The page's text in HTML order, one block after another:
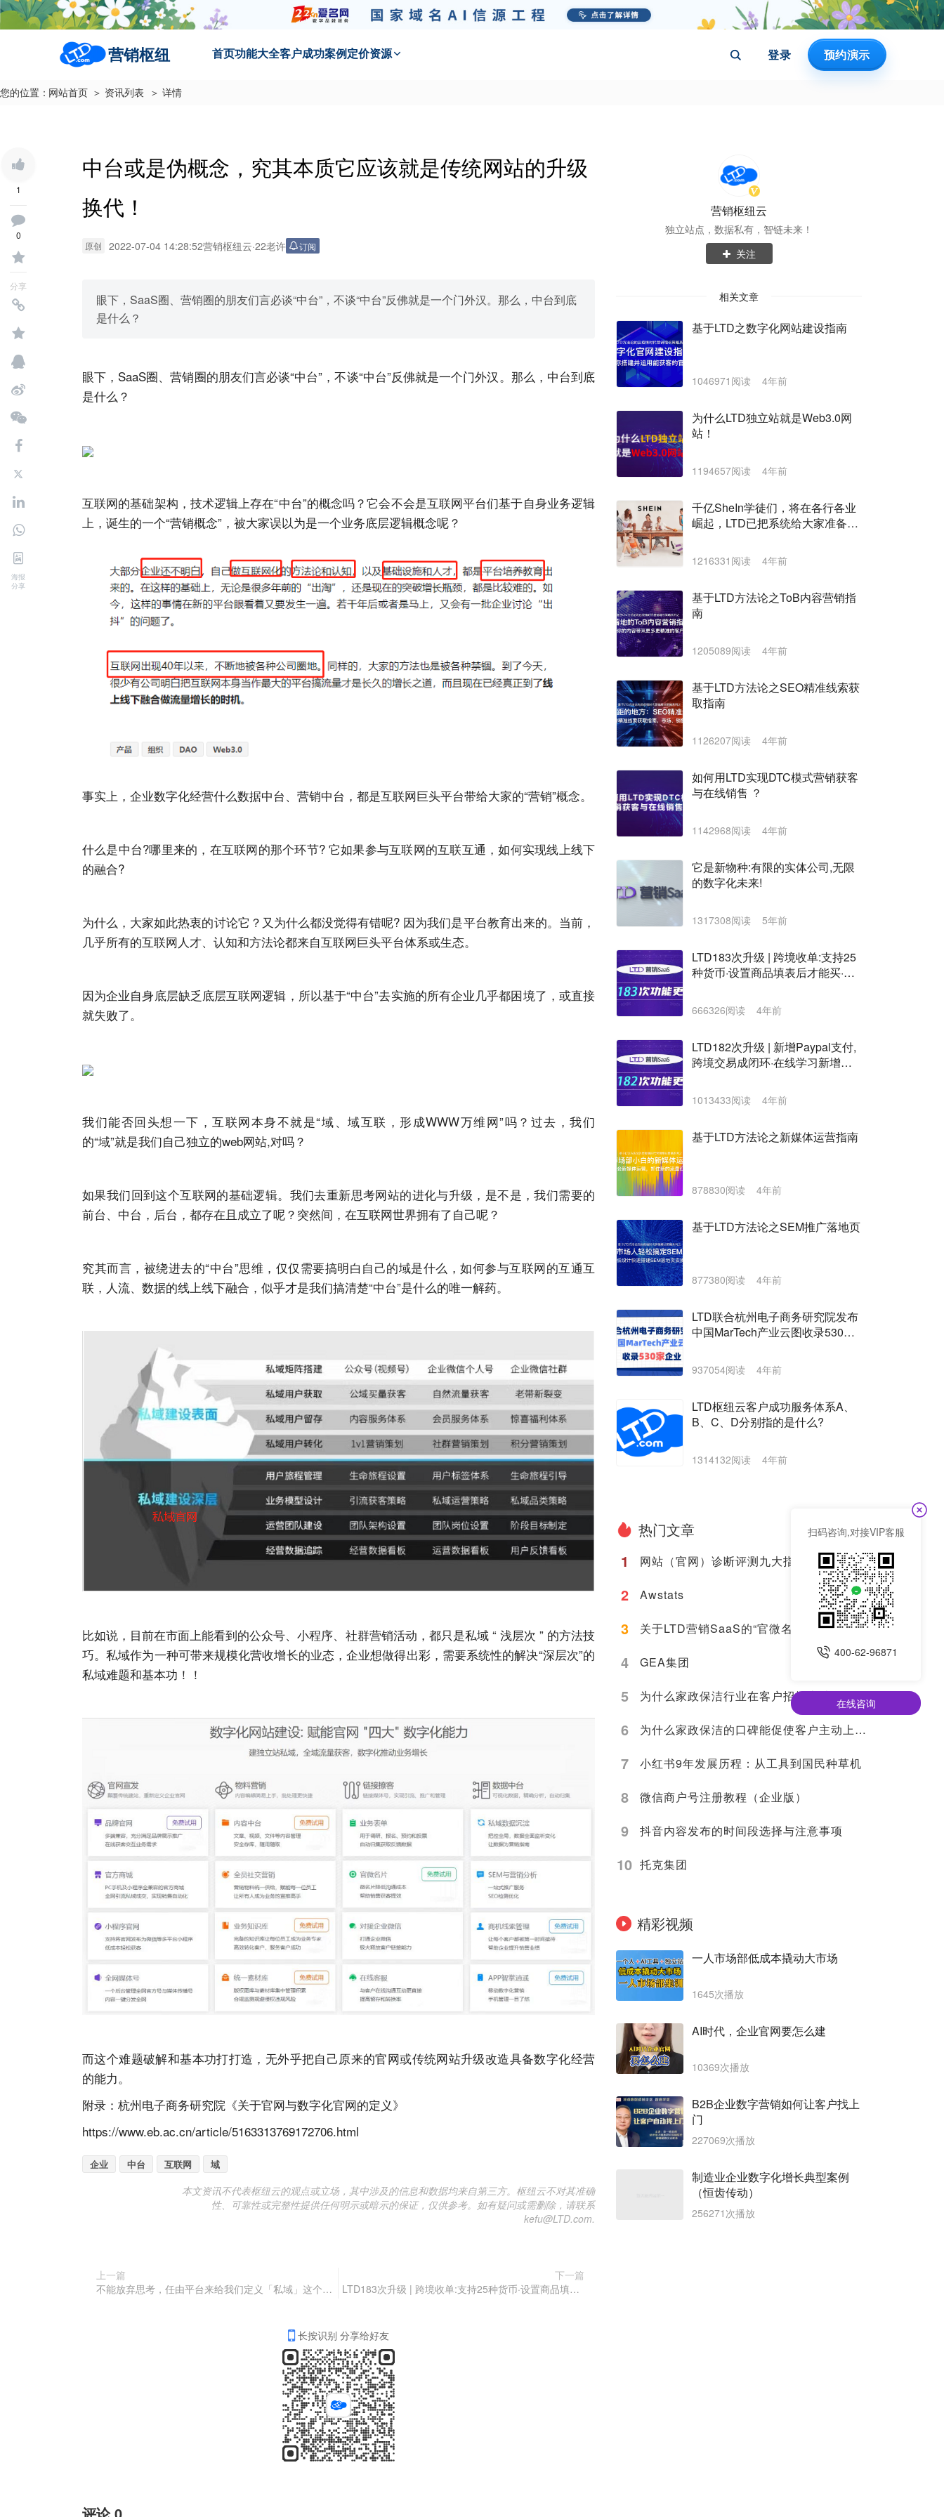
营销枢纽 首页功能大全客户成功案例 定价资源 登录 预约演示
您的位置： 网站首页 ＞ 资讯列表 ＞ 详情
1
0
分享
海报
分享
中台或是伪概念，究其本质它应该就是传统网站的升级
换代！
原创 2022-07-04 14:28:52营销枢纽云·22老许 订阅
眼下，SaaS圈、营销圈的朋友们言必谈“中台”，不谈“中台”反佛就是一个门外汉。那么，中台到底
是什么？
眼下，SaaS圈、营销圈的朋友们言必谈“中台”，不谈“中台”反佛就是一个门外汉。那么，中台到底
是什么？
互联网的基础架构，技术逻辑上存在“中台”的概念吗？它会不会是互联网平台们基于自身业务逻辑
上，诞生的一个“营销概念”，被大家误以为是一个业务底层逻辑概念呢？
事实上，企业数字化经营什么数据中台、营销中台，都是互联网巨头平台带给大家的“营销”概念。
什么是中台?哪里来的，在互联网的那个环节? 它如果参与互联网的互联互通，如何实现线上线下
的融合?
为什么，大家如此热衷的讨论它？又为什么都没觉得有错呢? 因为我们是平台教育出来的。当前，
几乎所有的互联网人才、认知和方法论都来自互联网巨头平台体系或生态。
因为企业自身底层缺乏底层互联网逻辑，所以基于“中台”去实施的所有企业几乎都困境了，或直接
就失败了。
我们能否回头想一下，互联网本身不就是“域、域互联，形成WWW万维网”吗？过去，我们
的“域”就是我们自己独立的web网站,对吗？
如果我们回到这个互联网的基础逻辑。我们去重新思考网站的进化与升级，是不是，我们需要的
前台、中台，后台，都存在且成立了呢？突然间，在互联网世界拥有了自己呢？
究其而言，被绕进去的“中台”思维，仅仅需要搞明白自己的域是什么，如何参与互联网的互通互
联，人流、数据的线上线下融合，似乎才是我们搞清楚“中台”是什么的唯一解药。
比如说，目前在市面上能看到的公众号、小程序、社群营销活动，都只是私域 “ 浅层次 ” 的方法技
巧。私域作为一种可带来规模化营收增长的业态，企业想做得出彩，需要系统性的解决“深层次”的
私域难题和基本功！！
而这个难题破解和基本功打打造，无外乎把自己原来的官网或传统网站升级改造具备数字化经营
的能力。
附录： 杭州电子商务研究院《关于官网与数字化官网的定义》
https://www.eb.ac.cn/article/5163313769172706.html
企业 中台 互联网 域
本文资讯不代表枢纽云的观点或立场，其中涉及的信息和数据均来自第三方。枢纽云不对其准确
性、可靠性或完整性提供任何明示或暗示的保证，仅供参考。如有疑问或需删除，请联系
kefu@LTD.com.
上一篇
不能放弃思考，任由平台来给我们定义「私域」这个概念
下一篇
LTD183次升级 | 跨境收单:支持25种货币·设置商品填表后才能买·云资源消耗更信息·独立站可编辑代码·客户可批量导入导出
长按识别 分享给好友
营销枢纽云
独立站点，数据私有，智链未来！
关注
相关文章
基于LTD之数字化网站建设指南
1046971阅读 4年前
为什么LTD独立站就是Web3.0网
站！
1194657阅读 4年前
千亿SheIn学徒们，将在各行各业
崛起，LTD已把系统给大家准备好
1216331阅读 4年前
基于LTD方法论之ToB内容营销指
南
1205089阅读 4年前
基于LTD方法论之SEO精准线索获
取指南
1126207阅读 4年前
如何用LTD实现DTC模式营销获客
与在线销售 ？
1142968阅读 4年前
它是新物种:有限的实体公司,无限
的数字化未来!
1317308阅读 5年前
LTD183次升级 | 跨境收单:支持25
种货币·设置商品填表后才能买·云
码·客户可批量导入导出
666326阅读 4年前
LTD182次升级 | 新增Paypal支付,
跨境交易成闭环·在线学习新增在
址信息智能填
1013433阅读 4年前
基于LTD方法论之新媒体运营指南
878830阅读 4年前
基于LTD方法论之SEM推广落地页
877380阅读 4年前
LTD联合杭州电子商务研究院发布
中国MarTech产业云图收录530家
937054阅读 4年前
LTD枢纽云客户成功服务体系A、
B、C、D分别指的是什么?
1314132阅读 4年前
热门文章
1
网站（官网）诊断评测九大指标都有哪些？
2 Awstats
3 关于LTD营销SaaS的“官微名片”是什么？
4 GEA集团
5 为什么家政保洁行业在客户招揽上独具挑战？
6 为什么家政保洁的口碑能促使客户主动上门？
7 小红书9年发展历程：从工具到国民种草机
8 微信商户号注册教程（企业版）
9 抖音内容发布的时间段选择与注意事项
10 托克集团
精彩视频
一人市场部低成本撬动大市场
1645次播放
AI时代，企业官网要怎么建
10369次播放
B2B企业数字营销如何让客户找上
门
227069次播放
制造业企业数字化增长典型案例
（恒齿传动）
256271次播放
扫码咨询,对接VIP客服
400-62-96871
在线咨询